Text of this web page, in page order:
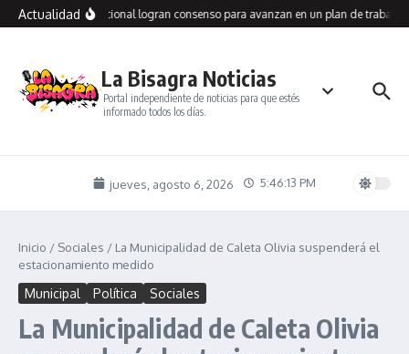
Saltar al contenido
Actualidad
y Vialidad Nacional logran consenso para avanzan en un plan de trabajo
La Bisagra Noticias
Portal independiente de noticias para que estés
informado todos los días.
jueves, agosto 6, 2026 5:46:13 PM
Inicio / Sociales / La Municipalidad de Caleta Olivia suspenderá el
estacionamiento medido
Municipal Política Sociales
La Municipalidad de Caleta Olivia